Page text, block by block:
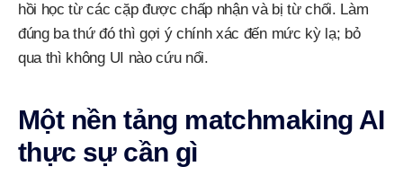
hồi học từ các cặp được chấp nhận và bị từ chối. Làm
đúng ba thứ đó thì gợi ý chính xác đến mức kỳ lạ; bỏ
qua thì không UI nào cứu nổi.
Một nền tảng matchmaking AI
thực sự cần gì